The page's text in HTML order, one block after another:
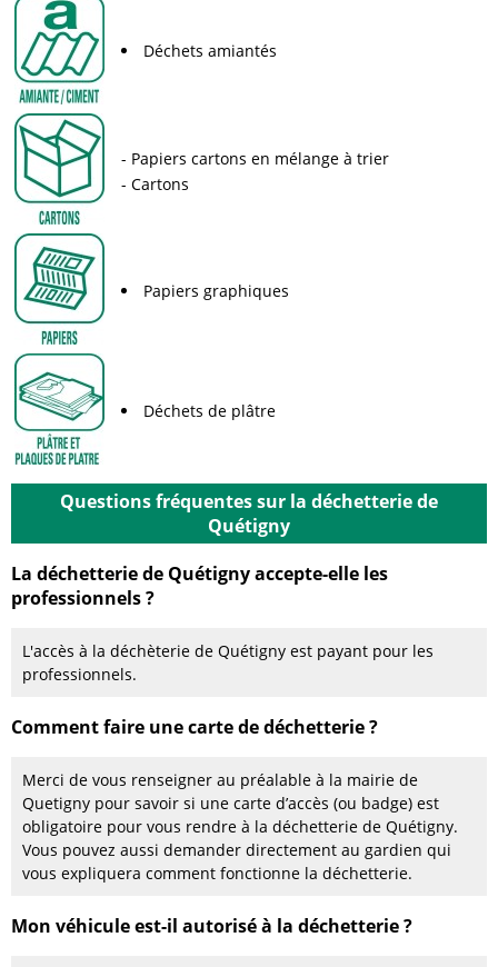
Déchets amiantés
Papiers cartons en mélange à trier
Cartons
Papiers graphiques
Déchets de plâtre
Questions fréquentes sur la déchetterie de
Quétigny
La déchetterie de Quétigny accepte-elle les
professionnels ?
L'accès à la déchèterie de Quétigny est payant pour les
professionnels.
Comment faire une carte de déchetterie ?
Merci de vous renseigner au préalable à la mairie de
Quetigny pour savoir si une carte d’accès (ou badge) est
obligatoire pour vous rendre à la déchetterie de Quétigny.
Vous pouvez aussi demander directement au gardien qui
vous expliquera comment fonctionne la déchetterie.
Mon véhicule est-il autorisé à la déchetterie ?